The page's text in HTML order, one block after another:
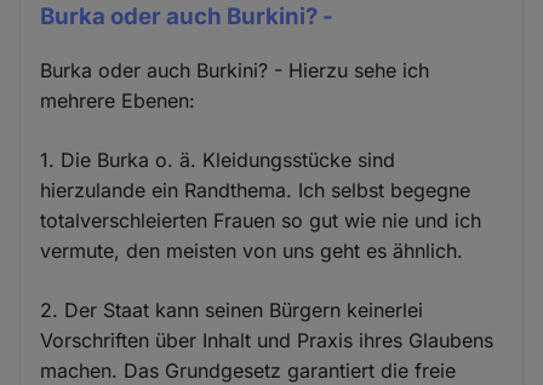
Burka oder auch Burkini? -
Burka oder auch Burkini? - Hierzu sehe ich
mehrere Ebenen:
1. Die Burka o. ä. Kleidungsstücke sind
hierzulande ein Randthema. Ich selbst begegne
totalverschleierten Frauen so gut wie nie und ich
vermute, den meisten von uns geht es ähnlich.
2. Der Staat kann seinen Bürgern keinerlei
Vorschriften über Inhalt und Praxis ihres Glaubens
machen. Das Grundgesetz garantiert die freie